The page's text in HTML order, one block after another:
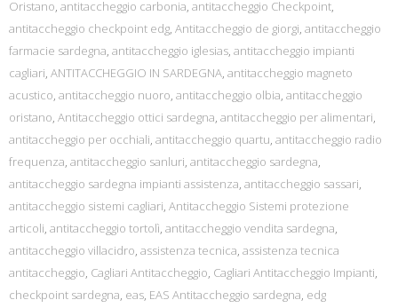
Oristano, antitaccheggio carbonia, antitaccheggio Checkpoint,
antitaccheggio checkpoint edg, Antitaccheggio de giorgi, antitaccheggio
farmacie sardegna, antitaccheggio iglesias, antitaccheggio impianti
cagliari, ANTITACCHEGGIO IN SARDEGNA, antitaccheggio magneto
acustico, antitaccheggio nuoro, antitaccheggio olbia, antitaccheggio
oristano, Antitaccheggio ottici sardegna, antitaccheggio per alimentari,
antitaccheggio per occhiali, antitaccheggio quartu, antitaccheggio radio
frequenza, antitaccheggio sanluri, antitaccheggio sardegna,
antitaccheggio sardegna impianti assistenza, antitaccheggio sassari,
antitaccheggio sistemi cagliari, Antitaccheggio Sistemi protezione
articoli, antitaccheggio tortolì, antitaccheggio vendita sardegna,
antitaccheggio villacidro, assistenza tecnica, assistenza tecnica
antitaccheggio, Cagliari Antitaccheggio, Cagliari Antitaccheggio Impianti,
checkpoint sardegna, eas, EAS Antitaccheggio sardegna, edg